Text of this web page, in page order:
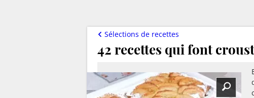
42 recettes qui font
Sélections de recettes